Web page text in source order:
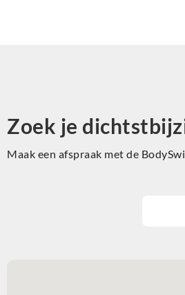
Zoek je
Maak een afspraak met de